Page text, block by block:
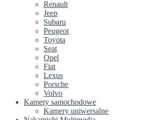
Renault
Jeep
Subaru
Peugeot
Toyota
Seat
Opel
Fiat
Lexus
Porsche
Volvo
Kamery samochodowe
Kamery uniwersalne